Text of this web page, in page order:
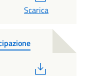
Scarica